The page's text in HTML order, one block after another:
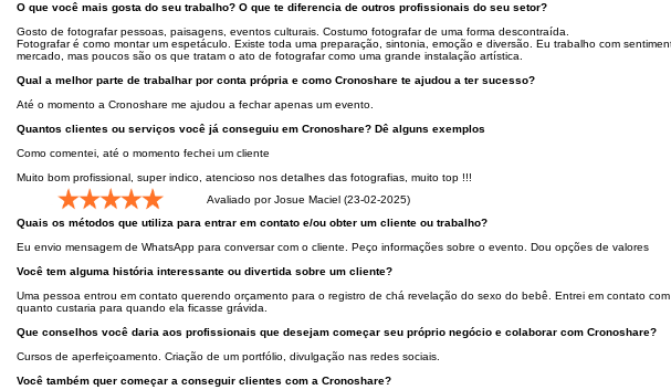
O que você mais gosta do seu trabalho? O que te diferencia de outros profissionais do seu setor?
Gosto de fotografar pessoas, paisagens, eventos culturais. Costumo fotografar de uma forma descontraída.
Fotografar é como montar um espetáculo. Existe toda uma preparação, sintonia, emoção e diversão. Eu trabalho com
mercado, mas poucos são os que tratam o ato de fotografar como uma grande instalação artística.
Qual a melhor parte de trabalhar por conta própria e como Cronoshare te ajudou a ter sucesso?
Até o momento a Cronoshare me ajudou a fechar apenas um evento.
Quantos clientes ou serviços você já conseguiu em Cronoshare? Dê alguns exemplos
Como comentei, até o momento fechei um cliente
Muito bom profissional, super indico, atencioso nos detalhes das fotografias, muito top !!!
Avaliado por Josue Maciel (23-02-2025)
Quais os métodos que utiliza para entrar em contato e/ou obter um cliente ou trabalho?
Eu envio mensagem de WhatsApp para conversar com o cliente. Peço informações sobre o evento. Dou opções de valores
Você tem alguma história interessante ou divertida sobre um cliente?
Uma pessoa entrou em contato querendo orçamento para o registro de chá revelação do sexo do bebê. Entrei em contato
quanto custaria para quando ela ficasse grávida.
Que conselhos você daria aos profissionais que desejam começar seu próprio negócio e colaborar com Cronoshare?
Cursos de aperfeiçoamento. Criação de um portfólio, divulgação nas redes sociais.
Você também quer começar a conseguir clientes com a Cronoshare?